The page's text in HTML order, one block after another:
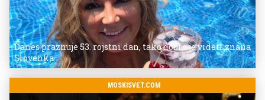
Danes praznuje 53. rojstni dan, tako dobro je videti znana
Slovenka
MOSKISVET.COM